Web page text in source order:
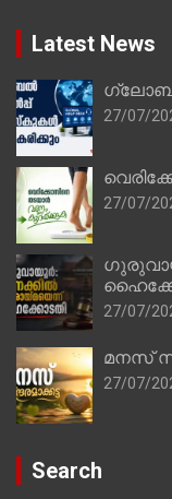
Latest News
27/07/
27/07/
27/07/
മനസ്
27/07/
Search